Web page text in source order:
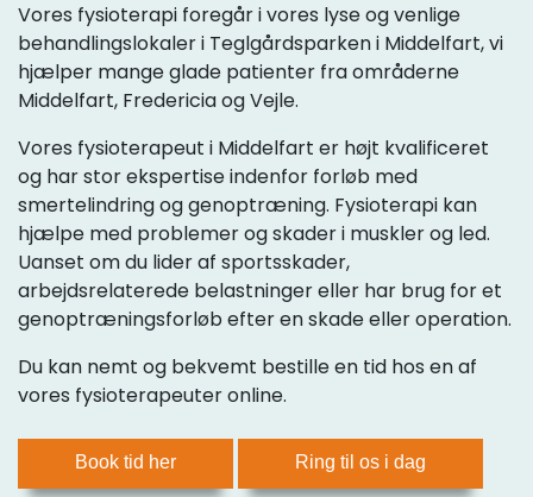
Vores fysioterapi foregår i vores lyse og venlige
behandlingslokaler i Teglgårdsparken i Middelfart, vi
hjælper mange glade patienter fra områderne
Middelfart, Fredericia og Vejle.
Vores fysioterapeut i Middelfart er højt kvalificeret
og har stor ekspertise indenfor forløb med
smertelindring og genoptræning. Fysioterapi kan
hjælpe med problemer og skader i muskler og led.
Uanset om du lider af sportsskader,
arbejdsrelaterede belastninger eller har brug for et
genoptræningsforløb efter en skade eller operation.
Du kan nemt og bekvemt bestille en tid hos en af
vores fysioterapeuter online.
Book tid her Ring til os i dag